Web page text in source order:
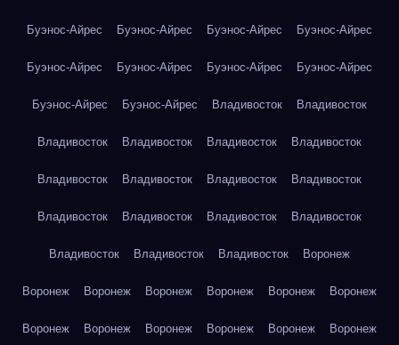
Буэнос-Айрес Буэнос-Айрес Буэнос-Айрес Буэнос-Айрес
Буэнос-Айрес Буэнос-Айрес Буэнос-Айрес Буэнос-Айрес
Буэнос-Айрес Буэнос-Айрес Владивосток Владивосток
Владивосток Владивосток Владивосток Владивосток
Владивосток Владивосток Владивосток Владивосток
Владивосток Владивосток Владивосток Владивосток
Владивосток Владивосток Владивосток Воронеж
Воронеж Воронеж Воронеж Воронеж Воронеж Воронеж
Воронеж Воронеж Воронеж Воронеж Воронеж Воронеж